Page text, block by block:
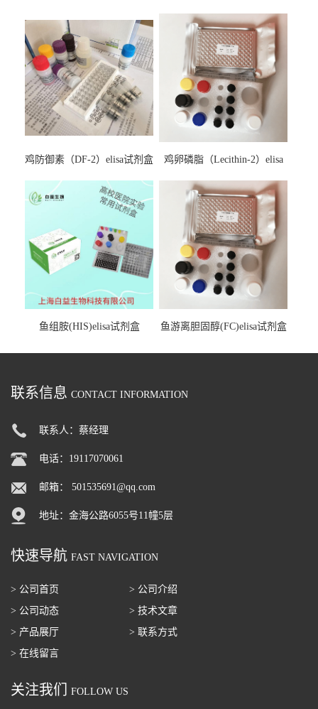
鸡防御素（DF-2）elisa试剂盒
鸡卵磷脂（Lecithin-2）elisa
鱼组胺(HIS)elisa试剂盒 鱼游离胆固醇(FC)elisa试剂盒
联系信息 CONTACT INFORMATION
联系人：蔡经理
电话：19117070061
邮箱： 501535691@qq.com
地址：金海公路6055号11幢5层
快速导航 FAST NAVIGATION
> 公司首页
> 公司介绍
> 公司动态
> 技术文章
> 产品展厅
> 联系方式
> 在线留言
关注我们 FOLLOW US